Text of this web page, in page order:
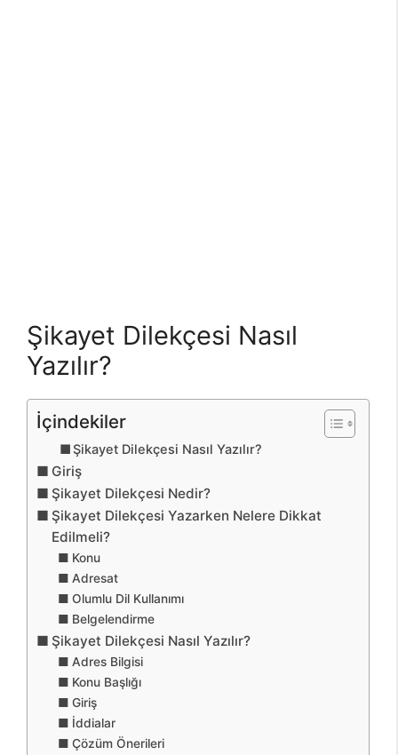
Şikayet Dilekçesi Nasıl
Yazılır?
İçindekiler
Şikayet Dilekçesi Nasıl Yazılır?
Giriş
Şikayet Dilekçesi Nedir?
Şikayet Dilekçesi Yazarken Nelere Dikkat
Edilmeli?
Konu
Adresat
Olumlu Dil Kullanımı
Belgelendirme
Şikayet Dilekçesi Nasıl Yazılır?
Adres Bilgisi
Konu Başlığı
Giriş
İddialar
Çözüm Önerileri